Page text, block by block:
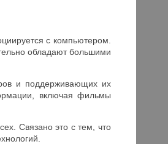
с компьютером.
обладают большими
и поддерживающих их
включая фильмы
Связано это с тем, что